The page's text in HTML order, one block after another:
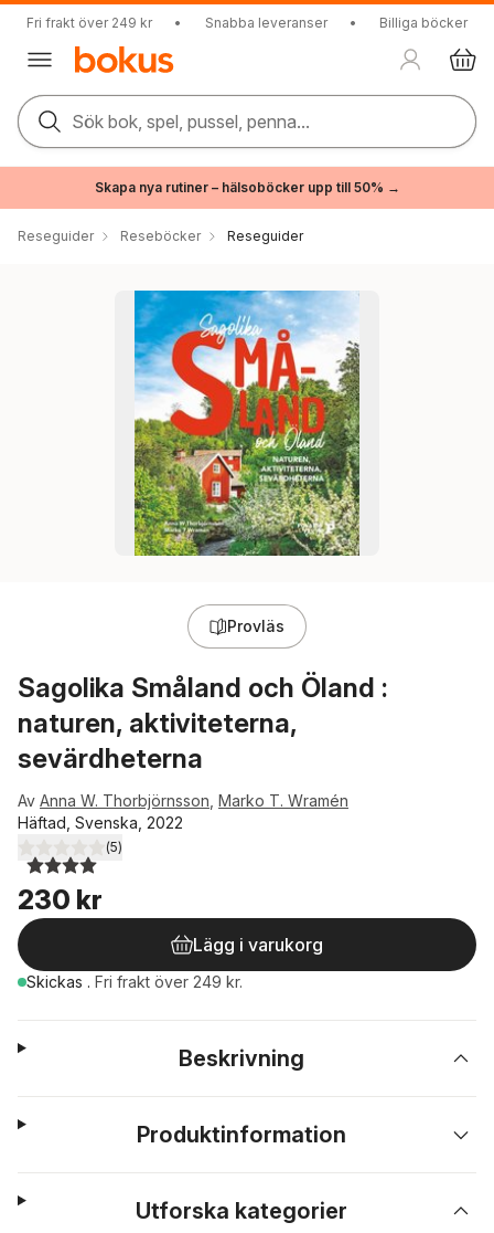
Fri frakt över 249 kr • Snabba leveranser • Billiga böcker
Sök bok, spel, pussel, penna...
Skapa nya rutiner – hälsoböcker upp till 50% →
Reseguider Reseböcker Reseguider
Provläs
Sagolika Småland och Öland :
naturen, aktiviteterna,
sevärdheterna
Av Anna W. Thorbjörnsson Marko T. Wramén
Häftad, Svenska, 2022
4,0utav 5 stjärnor. Totalt antal röster:
(5)
230 kr
Lägg i varukorg
Skickas . Fri frakt över 249 kr.
Beskrivning
Produktinformation
Utforska kategorier